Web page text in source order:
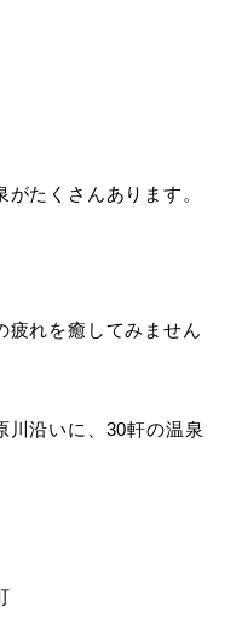
たくさんあります。
疲れを癒してみません
川沿いに、30軒の温泉